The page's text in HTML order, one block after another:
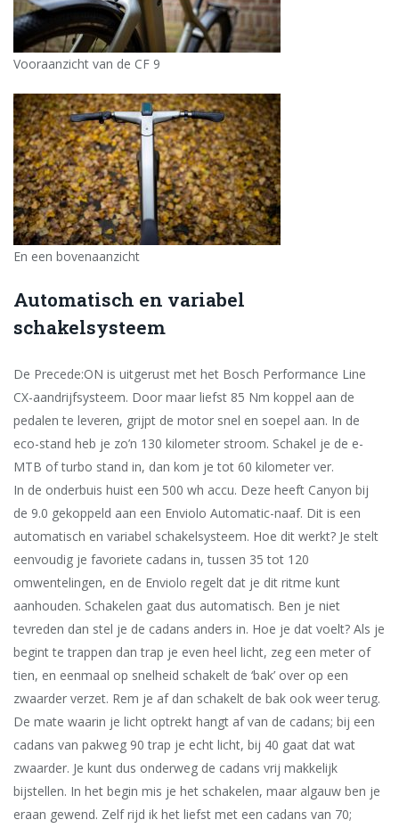
Vooraanzicht van de CF 9
En een bovenaanzicht
Automatisch en variabel
schakelsysteem
De Precede:ON is uitgerust met het Bosch Performance Line
CX-aandrijfsysteem. Door maar liefst 85 Nm koppel aan de
pedalen te leveren, grijpt de motor snel en soepel aan. In de
eco-stand heb je zo’n 130 kilometer stroom. Schakel je de e-
MTB of turbo stand in, dan kom je tot 60 kilometer ver.
In de onderbuis huist een 500 wh accu. Deze heeft Canyon bij
de 9.0 gekoppeld aan een Enviolo Automatic-naaf. Dit is een
automatisch en variabel schakelsysteem. Hoe dit werkt? Je stelt
eenvoudig je favoriete cadans in, tussen 35 tot 120
omwentelingen, en de Enviolo regelt dat je dit ritme kunt
aanhouden. Schakelen gaat dus automatisch. Ben je niet
tevreden dan stel je de cadans anders in. Hoe je dat voelt? Als je
begint te trappen dan trap je even heel licht, zeg een meter of
tien, en eenmaal op snelheid schakelt de ‘bak’ over op een
zwaarder verzet. Rem je af dan schakelt de bak ook weer terug.
De mate waarin je licht optrekt hangt af van de cadans; bij een
cadans van pakweg 90 trap je echt licht, bij 40 gaat dat wat
zwaarder. Je kunt dus onderweg de cadans vrij makkelijk
bijstellen. In het begin mis je het schakelen, maar algauw ben je
eraan gewend. Zelf rijd ik het liefst met een cadans van 70;